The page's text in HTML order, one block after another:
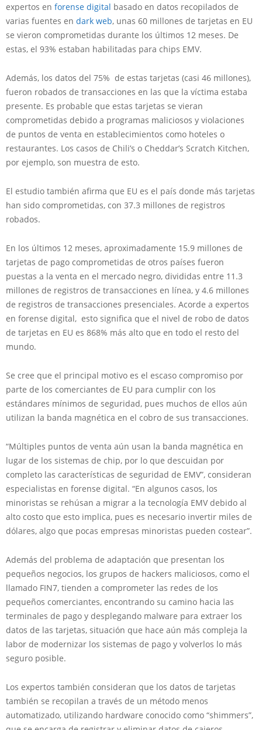
expertos en forense digital basado en datos recopilados de
varias fuentes en dark web, unas 60 millones de tarjetas en EU
se vieron comprometidas durante los últimos 12 meses. De
estas, el 93% estaban habilitadas para chips EMV.
Además, los datos del 75% de estas tarjetas (casi 46 millones),
fueron robados de transacciones en las que la víctima estaba
presente. Es probable que estas tarjetas se vieran
comprometidas debido a programas maliciosos y violaciones
de puntos de venta en establecimientos como hoteles o
restaurantes. Los casos de Chili’s o Cheddar’s Scratch Kitchen,
por ejemplo, son muestra de esto.
El estudio también afirma que EU es el país donde más tarjetas
han sido comprometidas, con 37.3 millones de registros
robados.
En los últimos 12 meses, aproximadamente 15.9 millones de
tarjetas de pago comprometidas de otros países fueron
puestas a la venta en el mercado negro, divididas entre 11.3
millones de registros de transacciones en línea, y 4.6 millones
de registros de transacciones presenciales. Acorde a expertos
en forense digital, esto significa que el nivel de robo de datos
de tarjetas en EU es 868% más alto que en todo el resto del
mundo.
Se cree que el principal motivo es el escaso compromiso por
parte de los comerciantes de EU para cumplir con los
estándares mínimos de seguridad, pues muchos de ellos aún
utilizan la banda magnética en el cobro de sus transacciones.
“Múltiples puntos de venta aún usan la banda magnética en
lugar de los sistemas de chip, por lo que descuidan por
completo las características de seguridad de EMV”, consideran
especialistas en forense digital. “En algunos casos, los
minoristas se rehúsan a migrar a la tecnología EMV debido al
alto costo que esto implica, pues es necesario invertir miles de
dólares, algo que pocas empresas minoristas pueden costear”.
Además del problema de adaptación que presentan los
pequeños negocios, los grupos de hackers maliciosos, como el
llamado FIN7, tienden a comprometer las redes de los
pequeños comerciantes, encontrando su camino hacia las
terminales de pago y desplegando malware para extraer los
datos de las tarjetas, situación que hace aún más compleja la
labor de modernizar los sistemas de pago y volverlos lo más
seguro posible.
Los expertos también consideran que los datos de tarjetas
también se recopilan a través de un método menos
automatizado, utilizando hardware conocido como “shimmers”,